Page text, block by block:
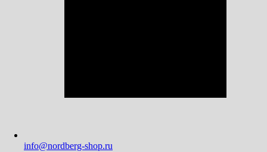
info@nordberg-shop.ru